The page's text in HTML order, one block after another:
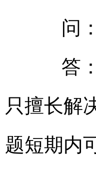
问：
答：
只擅长解
题短期内